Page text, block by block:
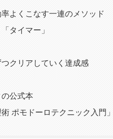
よくこなす一連のメソッド
タイマー」
クリアしていく達成感
公式本
ポモドーロテクニック入門」